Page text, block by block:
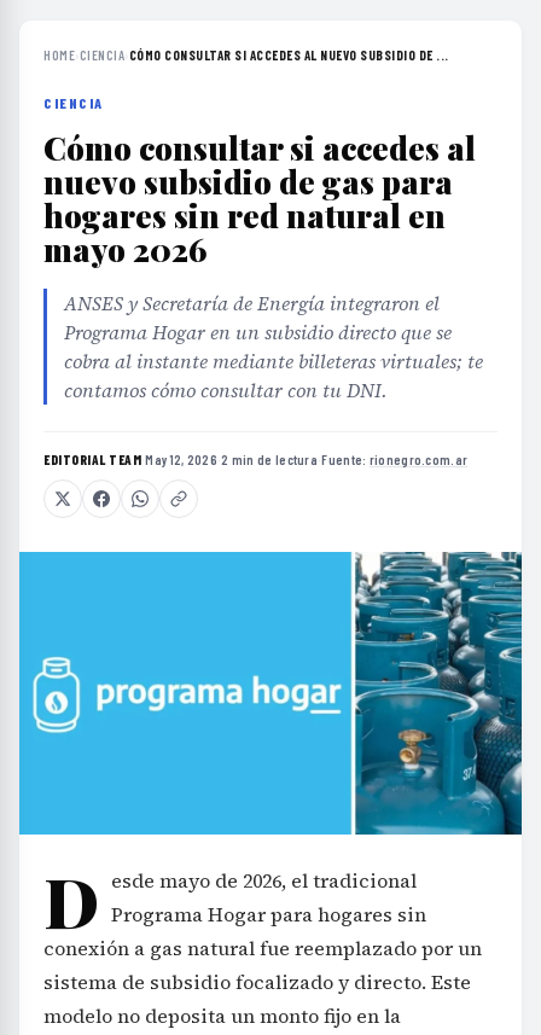
HOME›CIENCIA› CÓMO CONSULTAR SI ACCEDES AL NUEVO SUBSIDIO DE ...
CIENCIA
Cómo consultar si accedes al
nuevo subsidio de gas para
hogares sin red natural en
mayo 2026
ANSES y Secretaría de Energía integraron el
Programa Hogar en un subsidio directo que se
cobra al instante mediante billeteras virtuales; te
contamos cómo consultar con tu DNI.
EDITORIAL TEAM·May 12, 2026·2 min de lectura·Fuente: rionegro.com.ar
D esde mayo de 2026, el tradicional
Programa Hogar para hogares sin
conexión a gas natural fue reemplazado por un
sistema de subsidio focalizado y directo. Este
modelo no deposita un monto fijo en la